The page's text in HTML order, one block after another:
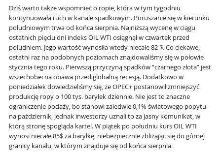
Dziś warto także wspomnieć o ropie, która w tym tygodniu
kontynuowała ruch w kanale spadkowym. Poruszanie się w kierunku
południowym trwa od końca sierpnia. Najniższą wycenę w ciągu
ostatnich pięciu dni indeks OIL WTI osiągnął w czwartek przed
południem. Jego wartość wynosiła wtedy niecałe 82 $. Co ciekawe,
ostatni raz na podobnych poziomach znajdowaliśmy się w połowie
stycznia tego roku. Pierwszą przyczyną spadków “czarnego złota” jest
wszechobecna obawa przed globalną recesją. Dodatkowo w
poniedziałek dowiedzieliśmy się, że OPEC+ postanowił zmniejszyć
produkcję ropy o 100 tys. baryłek dziennie. Nie jest to znaczne
ograniczenie podaży, bo stanowi zaledwie 0,1% światowego popytu
na październik, jednak inwestorzy uznali to za jasny komunikat, w
którą stronę spogląda kartel. W piątek po południu kurs OIL WTI
wynosi niecałe 85$ za baryłkę, niebezpiecznie zbliżając się do górnej
granicy kanału, w którym znajduje się od końca sierpnia.